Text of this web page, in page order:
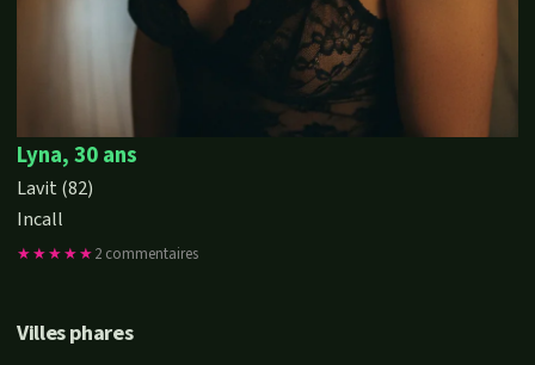
Lyna, 30 ans
Lavit (82)
Incall
★★★★★2 commentaires
Villes phares